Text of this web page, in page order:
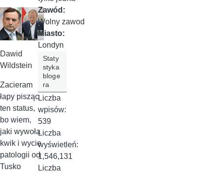
Dawid
Wildstein
Zacieram
łapy pisząc
ten status,
bo wiem,
jaki wywoła
kwik i wycie
patologii od
Tusko
Zawód:
Wolny zawod
Miasto:
Londyn
Staty
styka
bloge
ra
Liczba
wpisów:
539
Liczba
wyświetleń:
1,546,131
Liczba